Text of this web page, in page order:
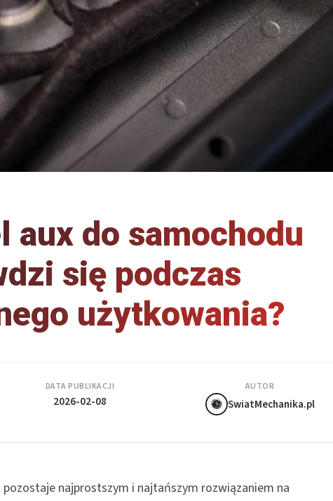
aux do samochodu
się podczas
użytkowania?
DATA PUBLIKACJI
2026-02-08
AUTOR
SwiatMechanika.pl
najprostszym i najtańszym rozwiązaniem na